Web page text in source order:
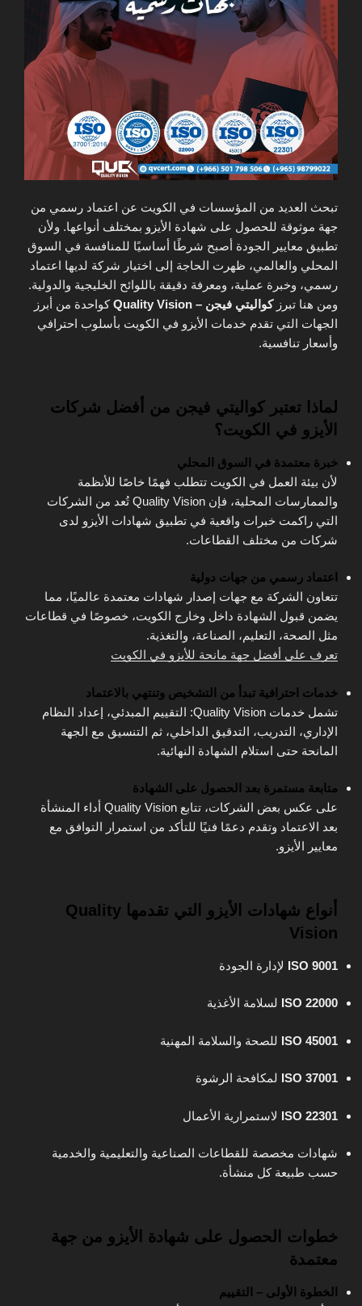
تبحث العديد من المؤسسات في الكويت عن اعتماد رسمي من
جهة موثوقة للحصول على شهادة الأيزو بمختلف أنواعها. ولأن
تطبيق معايير الجودة أصبح شرطًا أساسيًا للمنافسة في السوق
المحلي والعالمي، ظهرت الحاجة إلى اختيار شركة لديها اعتماد
رسمي، وخبرة عملية، ومعرفة دقيقة باللوائح الخليجية والدولية.
ومن هنا تبرزكواليتي فيجن – Quality Vision
كواحدة من أبرز
الجهات التي تقدم خدمات الأيزو في الكويت بأسلوب احترافي
وأسعار تنافسية.
لماذا تعتبر كواليتي فيجن من أفضل شركات
الأيزو في الكويت؟
خبرة معتمدة في السوق المحلي
لأن بيئة العمل في الكويت تتطلب فهمًا خاصًا للأنظمة
والممارسات المحلية، فإن Quality Vision تُعد من الشركات
التي راكمت خبرات واقعية في تطبيق شهادات الأيزو لدى
شركات من مختلف القطاعات.
اعتماد رسمي من جهات دولية
تتعاون الشركة مع جهات إصدار شهادات معتمدة عالميًا، مما
يضمن قبول الشهادة داخل وخارج الكويت، خصوصًا في قطاعات
مثل الصحة، التعليم، الصناعة، والتغذية.
تعرف على أفضل جهة مانحة للأيزو في الكويت
خدمات احترافية تبدأ من التشخيص وتنتهي بالاعتماد
تشمل خدمات Quality Vision: التقييم المبدئي، إعداد النظام
الإداري، التدريب، التدقيق الداخلي، ثم التنسيق مع الجهة
المانحة حتى استلام الشهادة النهائية.
متابعة مستمرة بعد الحصول على الشهادة
على عكس بعض الشركات، تتابع Quality Vision أداء المنشأة
بعد الاعتماد وتقدم دعمًا فنيًا للتأكد من استمرار التوافق مع
معايير الأيزو.
أنواع شهادات الأيزو التي تقدمها Quality
Vision
ISO 9001 لإدارة الجودة
ISO 22000 لسلامة الأغذية
ISO 45001 للصحة والسلامة المهنية
ISO 37001 لمكافحة الرشوة
ISO 22301 لاستمرارية الأعمال
شهادات مخصصة للقطاعات الصناعية والتعليمية والخدمية
حسب طبيعة كل منشأة.
خطوات الحصول على شهادة الأيزو من جهة
معتمدة
الخطوة الأولى – التقييم